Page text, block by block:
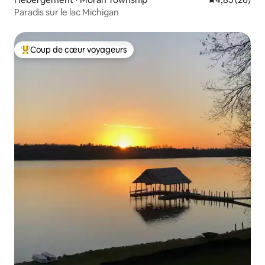
Paradis sur le lac Michigan
Coups de cœur voyageurs les plus appréciés
Coup de cœur voyageurs